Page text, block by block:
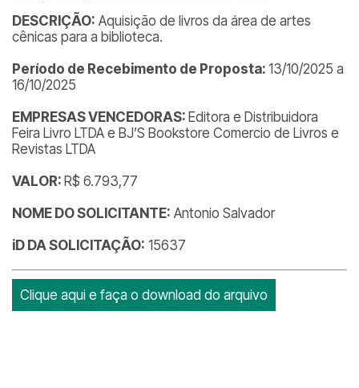
DESCRIÇÃO: Aquisição de livros da área de artes
cênicas para a biblioteca.
Período de Recebimento de Proposta: 13/10/2025 a
16/10/2025
EMPRESAS VENCEDORAS: Editora e Distribuidora
Feira Livro LTDA e BJ’S Bookstore Comercio de Livros e
Revistas LTDA
VALOR: R$ 6.793,77
NOME DO SOLICITANTE: Antonio Salvador
iD DA SOLICITAÇÃO: 15637
Clique aqui e faça o download do arquivo